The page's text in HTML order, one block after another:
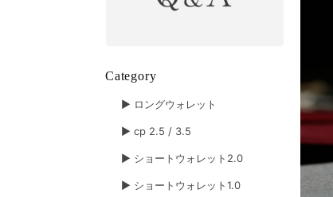
Category
▶︎ ロングウォレット
▶︎ cp 2.5 / 3.5
▶︎ ショートウォレット2.0
▶︎ ショートウォレット1.0